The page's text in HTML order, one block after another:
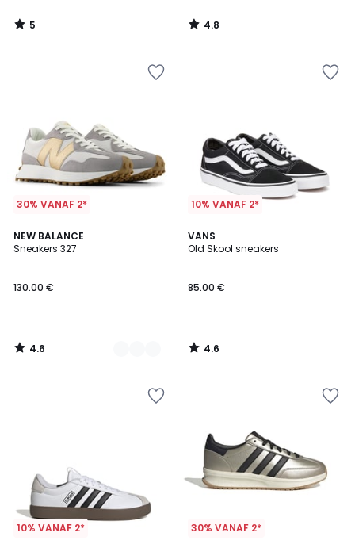
5
/
4.8
/
30% VANAF 2*
NEW BALANCE
Sneakers 327
130.00 €
4.6
/ 5
2
Kleuren
4.6
/
10% VANAF 2*
VANS
Old Skool sneakers
85.00 €
4.6
/ 5
4.6
/
10% VANAF 2* 30% VANAF 2*